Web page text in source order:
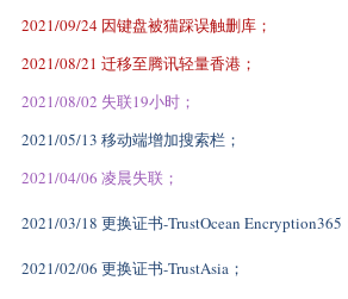
2021/09/24 因键盘被猫踩误触删库；
2021/08/21 迁移至腾讯轻量香港；
2021/08/02 失联19小时；
2021/05/13 移动端增加搜索栏；
2021/04/06 凌晨失联；
2021/03/18 更换证书-TrustOcean Encryption365
2021/02/06 更换证书-TrustAsia；